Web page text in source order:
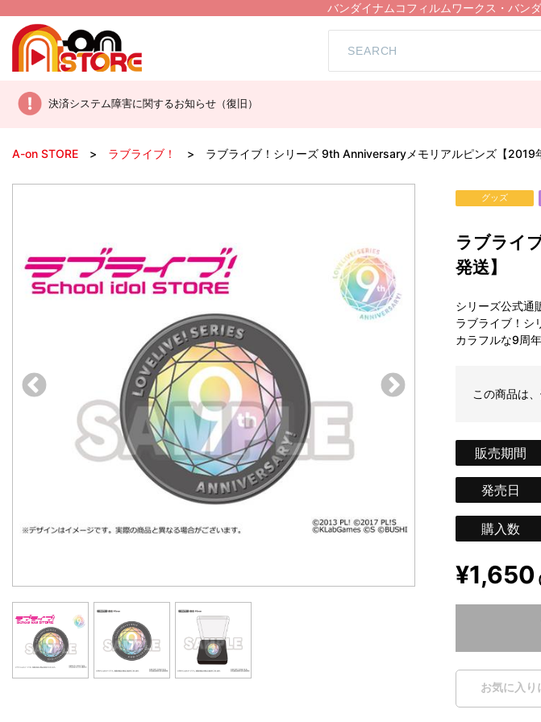
バンダイナムコフィルムワークス・バン
決済システム障害に関するお知らせ（復旧）
A-on STORE ラブライブ！ ラブライブ！シリーズ 9th Anniversaryメモリアルピンズ【2019
グッズ
ラブライ
発送】
シリーズ公式通
ラブライブ！シ
カラフルな9周
この商品は
販売期間
発売日
購入数
¥1,650
お気に入り